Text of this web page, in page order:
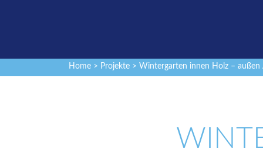
Home > Projekte > Wintergarten innen Holz – außen